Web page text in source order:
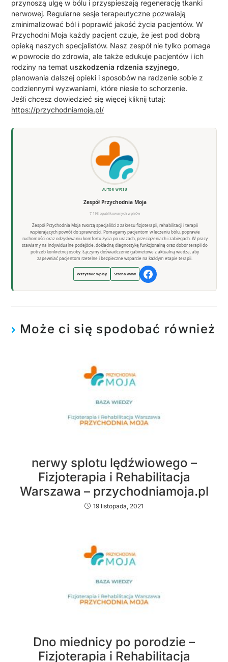
przynoszą ulgę w bólu i przyspieszają regenerację tkanki
nerwowej. Regularne sesje terapeutyczne pozwalają
zminimalizować ból i poprawić jakość życia pacjentów. W
Przychodni Moja każdy pacjent czuje, że jest pod dobrą
opieką naszych specjalistów. Nasz zespół nie tylko pomaga
w powrocie do zdrowia, ale także edukuje pacjentów i ich
rodziny na temat uszkodzenia rdzenia szyjnego,
planowania dalszej opieki i sposobów na radzenie sobie z
codziennymi wyzwaniami, które niesie to schorzenie.
Jeśli chcesz dowiedzieć się więcej kliknij tutaj:
https://przychodniamoja.pl/
AUTOR WPISU
Zespół Przychodnia Moja
7 193 opublikowanych wpisów
Zespół Przychodnia Moja tworzą specjaliści z zakresu fizjoterapii, rehabilitacji i terapii
wspierających powrót do sprawności. Pomagamy pacjentom w leczeniu bólu, poprawie
ruchomości oraz odzyskiwaniu komfortu życia po urazach, przeciążeniach i zabiegach. W pracy
stawiamy na indywidualne podejście, dokładną diagnostykę funkcjonalną oraz dobór terapii do
potrzeb konkretnej osoby. Łączymy doświadczenie gabinetowe z aktualną wiedzą, aby
zapewniać pacjentom rzetelne i bezpieczne wsparcie na każdym etapie terapii.
Wszystkie wpisy Strona www
Może ci się spodobać również
nerwy splotu lędźwiowego –
Fizjoterapia i Rehabilitacja
Warszawa – przychodniamoja.pl
19 listopada, 2021
Dno miednicy po porodzie –
Fizjoterapia i Rehabilitacja